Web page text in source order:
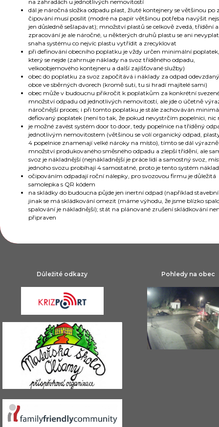
na zahradách u jednotlivých nemovitostí
dál je náročná složka odpadu plast, žluté kontejnery se většinou po
čipování musí posílit (modré na papír většinou potřeba navýšit
jen důsledně sešlapávat); množství plastů se celkově zvedá, třídění a
zpracování je ale náročné, u některých druhů plastu se ani
snaha systému co nejvíc plastu vytřídit a zrecyklovat
při definování obecního poplatku je vždy určen minimální
který se nejde (zahrnuje náklady na svoz tříděného odpadu,
velkoobjemového kontejneru a další zajišťované služby)
obec do poplatku za svoz započítává i náklady za odpad
obce ve sběrných dvorech (kromě suti, tu si hradí majítelé sami)
obec může v budoucnu přikročit k poplatkům za konkrétní
množství odpadu od jednotlivých nemovitostí, ale jde o účetně
náročnější proces; i při tomto poplatku je stále zachováván
defiovaný poplatek (není to tak, že pokud nevystrčím popelnici, nic
je možné zavést systém door to door, tedy popelnice na tříděný
jednotlivým nemovitostem (většinou se volí organický odpad,
4 popelnice znamenají velké nároky na místo), tímto se dál
množství produkovaného směsného odpadu a zlepší třídění, ale
svoz je nákladnější (nejnákladnější je práce lidí a samostný svoz,
jednoho svozu probíhají 4 samostatné, proto je tento systém
očipováním odpadají roční nálepky, pro svozovou firmu je důležitá
samolepka s QR kódem
na skládky do budoucna půjde jen inertní odpad (například
jinak se má skládkování omezit (máme výhodu, že jsme blízko
spalování je nákladnější); stát na plánované zrušení skládkování
připraven
Důležité odkazy Pohledy na obec